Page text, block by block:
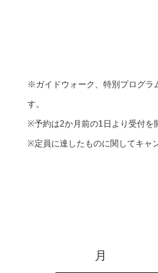
※ガイドウォーク、特別プログラ
す。
※予約は2か月前の1日より受付を
※定員に達したものに関してキャ
月